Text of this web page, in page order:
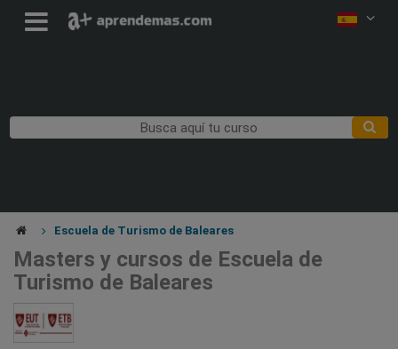
Escuela de Turismo de Baleares
Masters y cursos de Escuela de
Turismo de Baleares